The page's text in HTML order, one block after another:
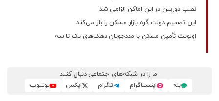
نصب دوربین در این اماکن الزامی شد
این تصمیم دولت گره بازار مسکن را باز می‌کند
اولویت تأمین مسکن با مددجویان دهک‌های یک تا سه
ما را در شبکه‌های اجتماعی دنبال کنید
بله
اینستاگرام تلگرام ایکس یوتیوب